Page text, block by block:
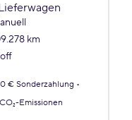
km
€ Sonderzahlung
CO₂-Emissionen